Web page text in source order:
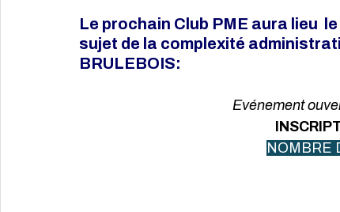
Le prochain Club PME aura lieu
sujet de la complexité
BRULEBOIS:
Evénement
NOMBRE